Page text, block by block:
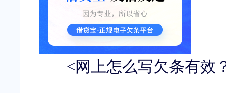
<网上怎么写欠条有效